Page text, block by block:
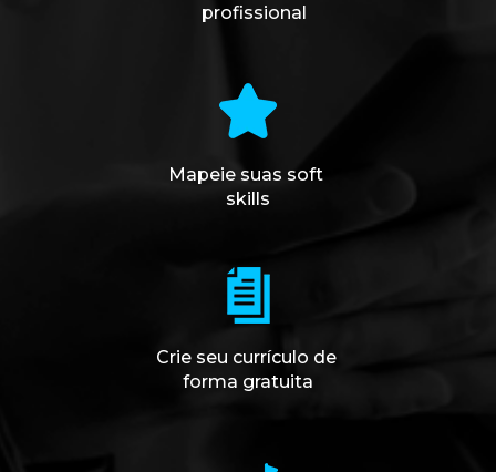
profissional
Mapeie suas soft
skills
Crie seu currículo de
forma gratuita